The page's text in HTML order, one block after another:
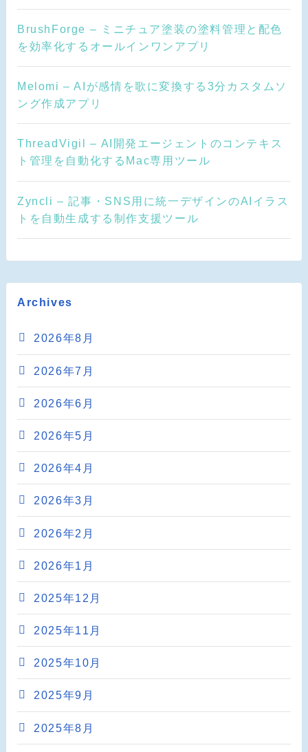
BrushForge – ミニチュア塗装の塗料管理と配色
を効率化するオールインワンアプリ
Melomi – AIが感情を歌に変換する3分カスタムソ
ング作成アプリ
ThreadVigil – AI開発エージェントのコンテキス
ト管理を自動化するMac専用ツール
Zyncli – 記事・SNS用に統一デザインのAIイラス
トを自動生成する制作支援ツール
Archives
2026年8月
2026年7月
2026年6月
2026年5月
2026年4月
2026年3月
2026年2月
2026年1月
2025年12月
2025年11月
2025年10月
2025年9月
2025年8月